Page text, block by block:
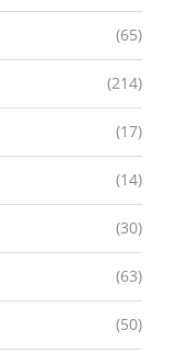
(65)
(214)
(17)
(14)
(30)
(63)
(50)